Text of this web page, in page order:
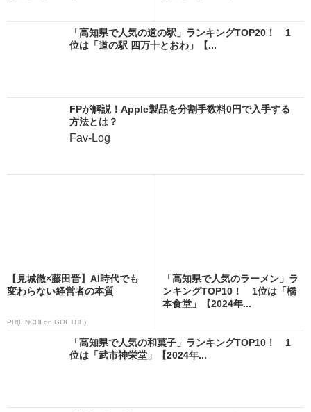
「高知県で人気の道の駅」ランキングTOP20！ 1
位は「道の駅 四万十とおわ」【...
FPが解説！Apple製品を分割手数料0円で入手する
方法とは？
Fav-Log
【見城徹×藤田晋】AI時代でも
変わらない経営者の本質
PR(FINCHI on GOETHE)
「高知県で人気のラーメン」ラ
ンキングTOP10！ 1位は「橋
本食堂」【2024年...
「高知県で人気の和菓子」ランキングTOP10！ 1
位は「武市神栄堂」【2024年...